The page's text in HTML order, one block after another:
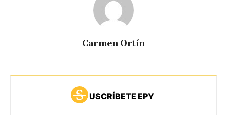
Carmen Ortín
USCRÍBETE EPY